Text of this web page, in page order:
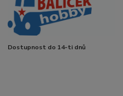
Dostupnost do 14-ti dnů